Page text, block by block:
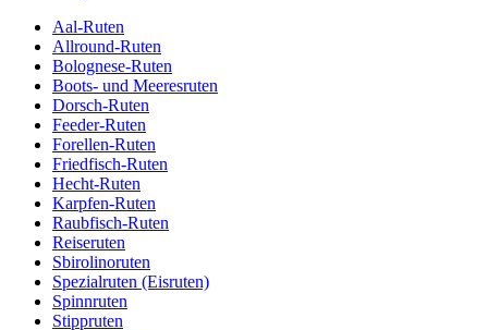
Aal-Ruten
Allround-Ruten
Bolognese-Ruten
Boots- und Meeresruten
Dorsch-Ruten
Feeder-Ruten
Forellen-Ruten
Friedfisch-Ruten
Hecht-Ruten
Karpfen-Ruten
Raubfisch-Ruten
Reiseruten
Sbirolinoruten
Spezialruten (Eisruten)
Spinnruten
Stippruten